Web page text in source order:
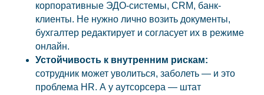
корпоративные ЭДО-системы, CRM, банк-
клиенты. Не нужно лично возить документы,
бухгалтер редактирует и согласует их в режиме
онлайн.
Устойчивость к внутренним рискам:
сотрудник может уволиться, заболеть — и это
проблема HR. А у аутсорсера — штат